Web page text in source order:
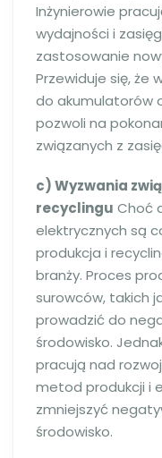
Inżynierowie
wydajności i
zastosowanie
Przewiduje się, że
do akumulatorów
pozwoli na
związanych z
c) Wyzwania
recyclingu Choć
elektrycznych są
produkcja i
branży. Proces
surowców, takich
prowadzić do
środowisko.
pracują nad
metod produkcji i
zmniejszyć
środowisko.